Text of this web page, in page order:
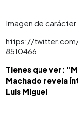
Imagen de carácter
https://twitter.com/
8510466
Tienes que ver:
Machado revela
Luis Miguel